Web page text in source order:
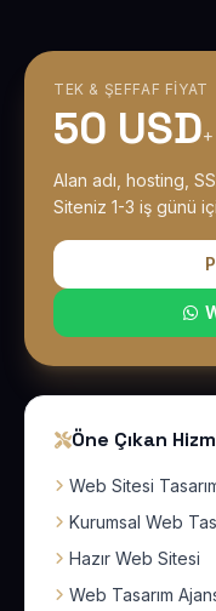
TEK & ŞEFFAF FIYAT
50 USD
Alan adı, hosting,
Siteniz 1-3 iş günü
Öne Çıkan
Web Sitesi
Kurumsal Web
Hazır Web Sitesi
Web Tasarım